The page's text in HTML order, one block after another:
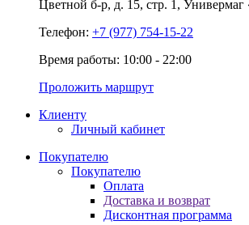
Цветной б-р, д. 15, стр. 1, Универмаг
Телефон: +7 (977) 754-15-22
Время работы: 10:00 - 22:00
Проложить маршрут
Клиенту
Личный кабинет
Покупателю
Покупателю
Оплата
Доставка и возврат
Дисконтная программа